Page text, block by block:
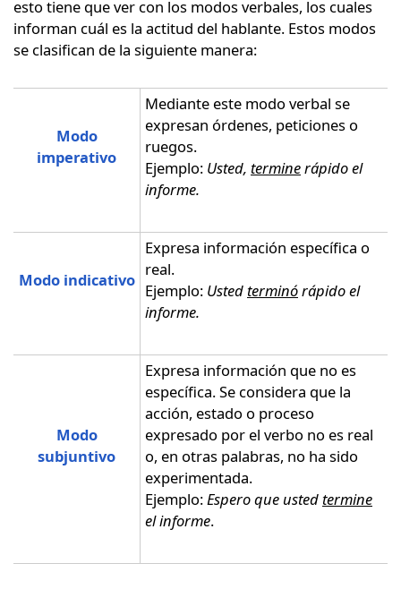
esto tiene que ver con los modos verbales, los cuales
informan cuál es la actitud del hablante. Estos modos
se clasifican de la siguiente manera:
Modo
imperativo
Mediante este modo verbal se
expresan órdenes, peticiones o
ruegos.
Ejemplo: Usted, terminerápido el
informe.
Modo indicativo
Expresa información específica o
real.
Ejemplo: Ustedterminórápido el
informe.
Modo
subjuntivo
Expresa información que no es
específica. Se considera que la
acción, estado o proceso
expresado por el verbo no es real
o, en otras palabras, no ha sido
experimentada.
Ejemplo:Espero que ustedtermine
el informe.